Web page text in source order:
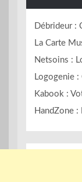
Débrideur :
La Carte
Netsoins :
Logogenie
Kabook :
HandZone :